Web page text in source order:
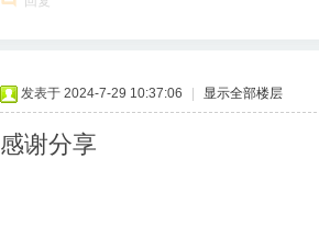
发表于 2024-7-29 10:37:06 显示全部楼层
感谢分享